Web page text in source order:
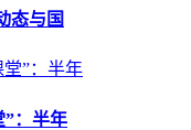
态与国
”：半年